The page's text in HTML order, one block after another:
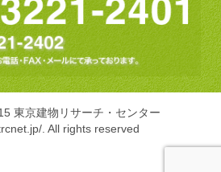
東京建物リサーチ・センター
. All rights reserved